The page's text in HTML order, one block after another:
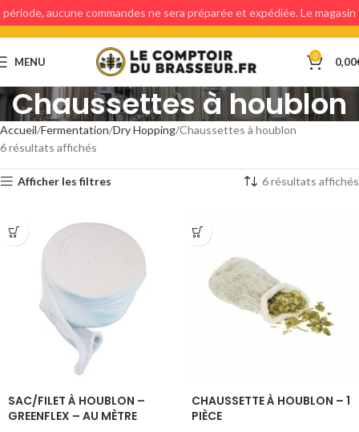
MENU 0 0,00
Chaussettes à houblon
Accueil Fermentation Dry Hopping Chaussettes à houblon
6 résultats affichés
Afficher les filtres 6 résultats affichés
SAC/FILET À HOUBLON –
GREENFLEX – AU MÈTRE
CHAUSSETTE À HOUBLON – 1
PIÈCE
période, aucune commandes ne sera préparée et expédiée. Le magasin
étant fermé, aucun retraits en magasin ne sera possible.